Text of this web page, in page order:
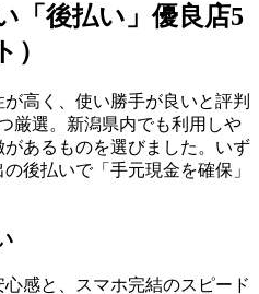
「後払い」優良店5
）
高く、使い勝手が良いと評判
厳選。新潟県内でも利用しや
あるものを選びました。いず
後払いで「手元現金を確保」
感と、スマホ完結のスピード